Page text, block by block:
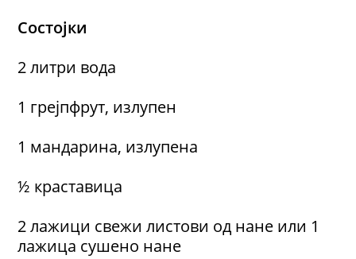
Состојки
2 литри вода
1 грејпфрут, излупен
1 мандарина, излупена
½ краставица
2 лажици свежи листови од нане или 1
лажица сушено нане